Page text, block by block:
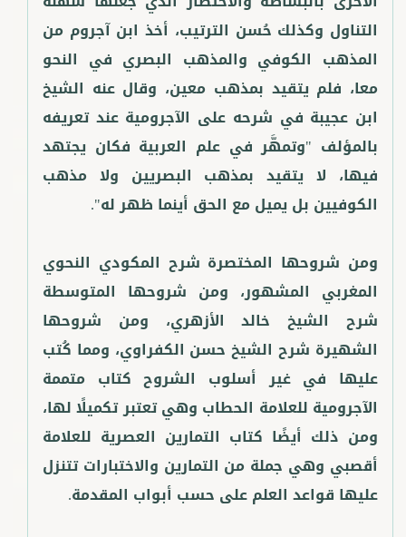
التناول وكذلك حُسن الترتيب، أخذ ابن آجروم من
المذهب الكوفي والمذهب البصري في النحو
معا، فلم يتقيد بمذهب معين، وقال عنه الشيخ
ابن عجيبة في شرحه على الآجرومية عند تعريفه
بالمؤلف "وتمهَّر في علم العربية فكان يجتهد
فيها، لا يتقيد بمذهب البصريين ولا مذهب
ومن شروحها المختصرة شرح المكودي النحوي
المغربي المشهور، ومن شروحها المتوسطة
شرح الشيخ خالد الأزهري، ومن شروحها
الشهيرة شرح الشيخ حسن الكفراوي، ومما كُتب
عليها في غير أسلوب الشروح كتاب متممة
الآجرومية للعلامة الحطاب وهي تعتبر تكميلًا لها،
ومن ذلك أيضًا كتاب التمارين العصرية للعلامة
أقصبي وهي جملة من التمارين والاختبارات تتنزل